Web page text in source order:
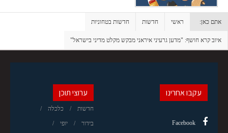
אתם כאן: ראשי חדשות חדשות בטחוניות
איוב קרא חושף: "מדען גרעיני איראני מבקש מקלט מדיני בישראל"
ערוצי תוכן
חדשות כלכלה
בידור יופי
עקבו אחרינו
Facebook